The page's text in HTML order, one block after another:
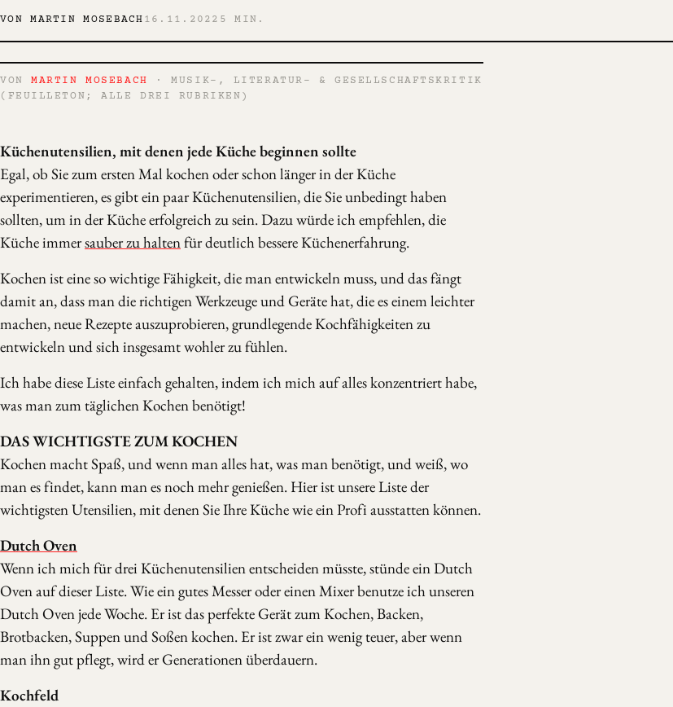
VON MARTIN MOSEBACH 16.11.2022 5 MIN.
VONMARTIN MOSEBACH
· MUSIK-, LITERATUR- & GESELLSCHAFTSKRITIK
(FEUILLETON; ALLE DREI RUBRIKEN)
Küchenutensilien, mit denen jede Küche beginnen sollte
Egal, ob Sie zum ersten Mal kochen oder schon länger in der Küche
experimentieren, es gibt ein paar Küchenutensilien, die Sie unbedingt haben
sollten, um in der Küche erfolgreich zu sein. Dazu würde ich empfehlen, die
Küche immersauber zu haltenfür deutlich bessere Küchenerfahrung.
Kochen ist eine so wichtige Fähigkeit, die man entwickeln muss, und das fängt
damit an, dass man die richtigen Werkzeuge und Geräte hat, die es einem leichter
machen, neue Rezepte auszuprobieren, grundlegende Kochfähigkeiten zu
entwickeln und sich insgesamt wohler zu fühlen.
Ich habe diese Liste einfach gehalten, indem ich mich auf alles konzentriert habe,
was man zum täglichen Kochen benötigt!
DAS WICHTIGSTE ZUM KOCHEN
Kochen macht Spaß, und wenn man alles hat, was man benötigt, und weiß, wo
man es findet, kann man es noch mehr genießen. Hier ist unsere Liste der
wichtigsten Utensilien, mit denen Sie Ihre Küche wie ein Profi ausstatten können.
Dutch Oven
Wenn ich mich für drei Küchenutensilien entscheiden müsste, stünde ein Dutch
Oven auf dieser Liste. Wie ein gutes Messer oder einen Mixer benutze ich unseren
Dutch Oven jede Woche. Er ist das perfekte Gerät zum Kochen, Backen,
Brotbacken, Suppen und Soßen kochen. Er ist zwar ein wenig teuer, aber wenn
man ihn gut pflegt, wird er Generationen überdauern.
Kochfeld